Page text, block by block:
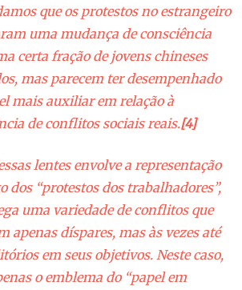
que os protestos no estrangeiro
uma mudança de consciência
certa fração de jovens chineses
mas parecem ter desempenhado
mais auxiliar em relação à
de conflitos sociais reais.[4]
lentes envolve a representação
dos “protestos dos trabalhadores”,
uma variedade de conflitos que
apenas díspares, mas às vezes até
em seus objetivos. Neste caso,
o emblema do “papel em